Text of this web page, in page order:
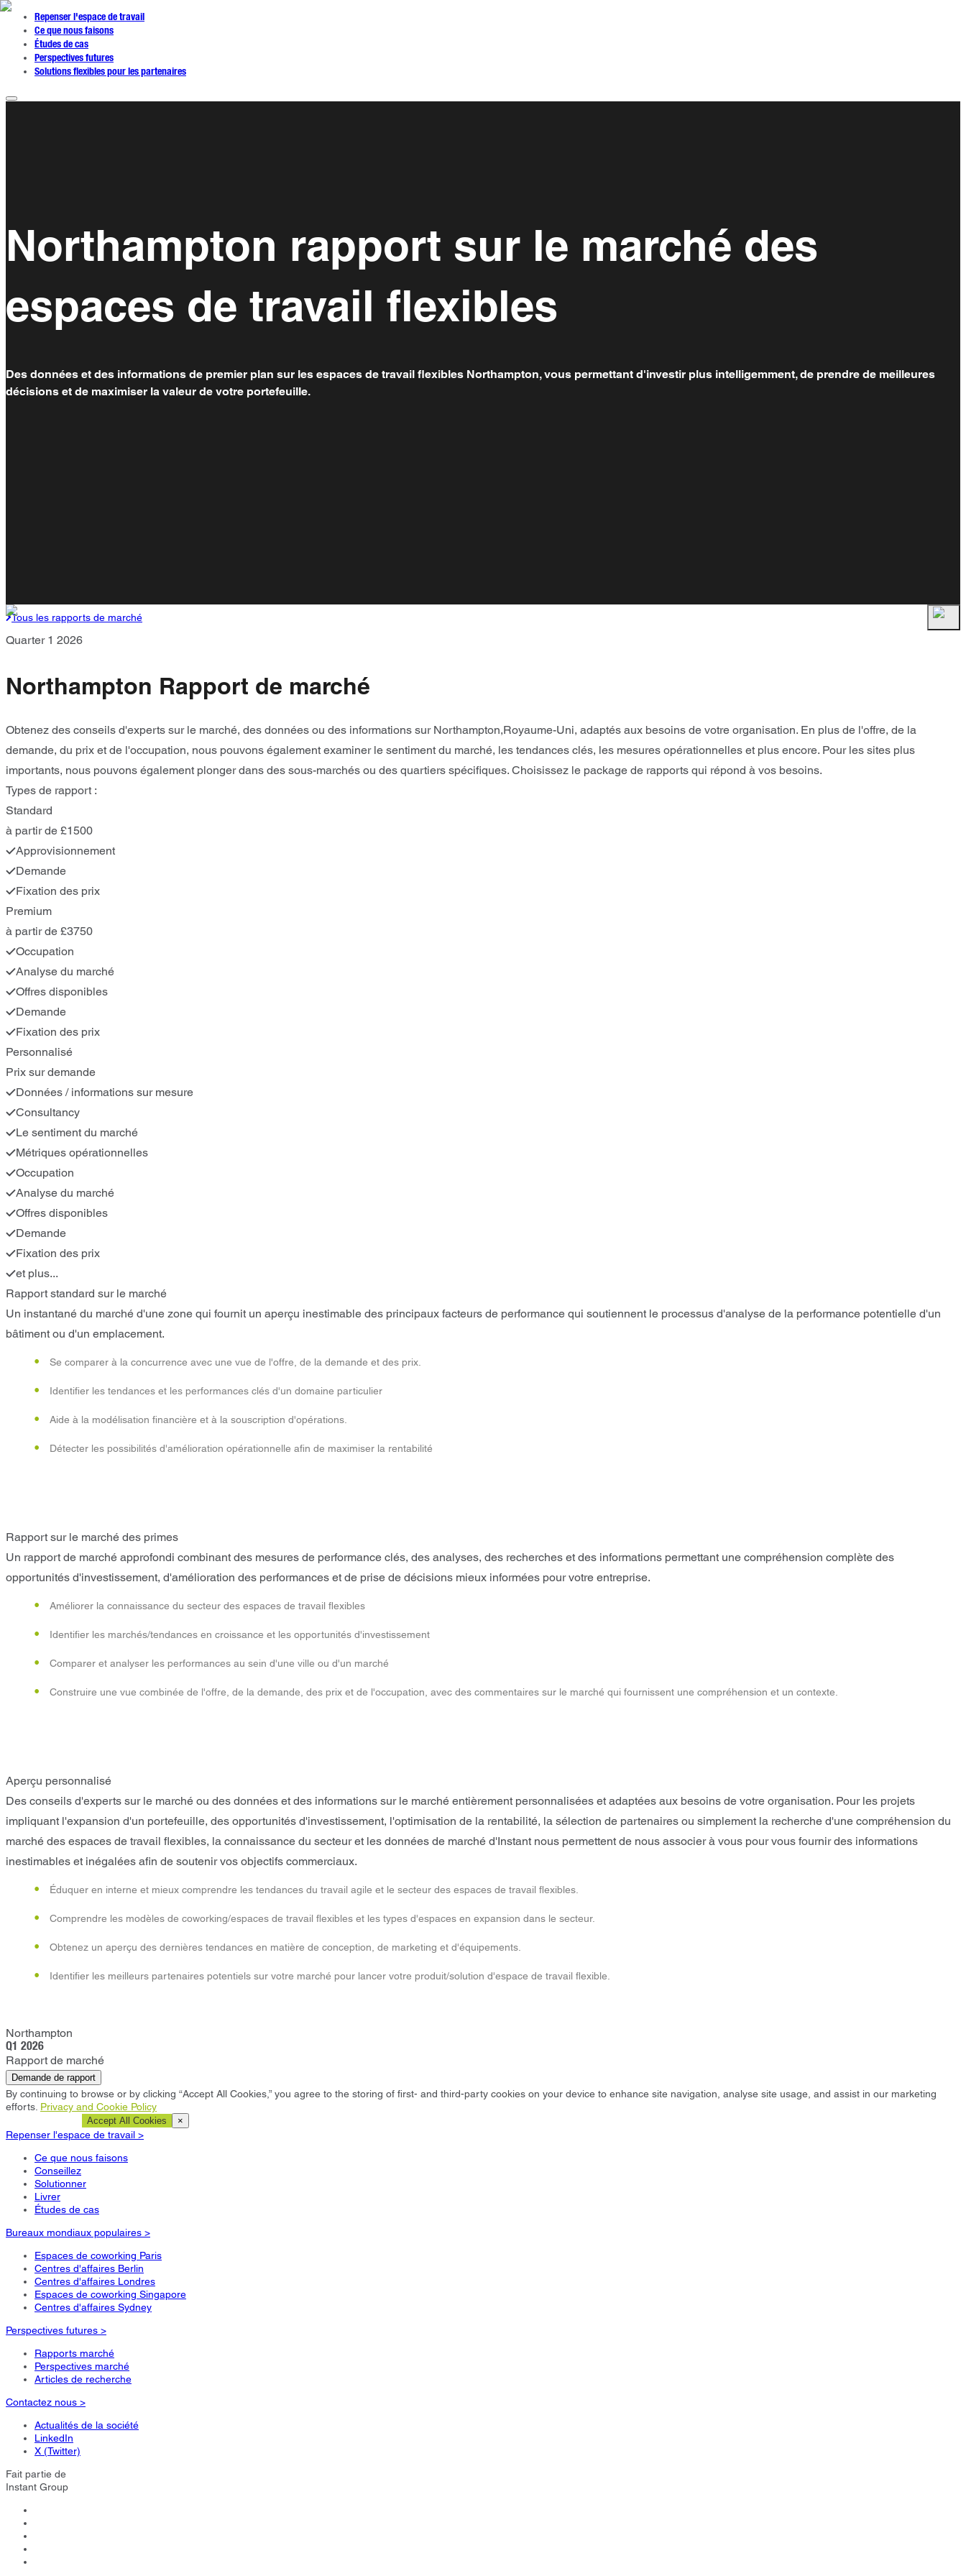
Repenser l'espace de travail
Ce que nous faisons
Études de cas
Perspectives futures
Solutions flexibles pour les partenaires
Northampton rapport sur le marché des
espaces de travail flexibles
Des données et des informations de premier plan sur les espaces de travail flexibles Northampton, vous permettant d'investir plus intelligemment, de prendre de meilleures
décisions et de maximiser la valeur de votre portefeuille.
Tous les rapports de marché
Quarter 1 2026
Northampton Rapport de marché
Obtenez des conseils d'experts sur le marché, des données ou des informations sur Northampton,Royaume-Uni, adaptés aux besoins de votre organisation. En plus de l'offre, de la
demande, du prix et de l'occupation, nous pouvons également examiner le sentiment du marché, les tendances clés, les mesures opérationnelles et plus encore. Pour les sites plus
importants, nous pouvons également plonger dans des sous-marchés ou des quartiers spécifiques. Choisissez le package de rapports qui répond à vos besoins.
Types de rapport :
Standard
à partir de £1500
Approvisionnement
Demande
Fixation des prix
Premium
à partir de £3750
Occupation
Analyse du marché
Offres disponibles
Demande
Fixation des prix
Personnalisé
Prix sur demande
Données / informations sur mesure
Consultancy
Le sentiment du marché
Métriques opérationnelles
Occupation
Analyse du marché
Offres disponibles
Demande
Fixation des prix
et plus...
Rapport standard sur le marché
Un instantané du marché d'une zone qui fournit un aperçu inestimable des principaux facteurs de performance qui soutiennent le processus d'analyse de la performance potentielle d'un
bâtiment ou d'un emplacement.
Se comparer à la concurrence avec une vue de l'offre, de la demande et des prix.
Identifier les tendances et les performances clés d'un domaine particulier
Aide à la modélisation financière et à la souscription d'opérations.
Détecter les possibilités d'amélioration opérationnelle afin de maximiser la rentabilité
Rapport sur le marché des primes
Un rapport de marché approfondi combinant des mesures de performance clés, des analyses, des recherches et des informations permettant une compréhension complète des
opportunités d'investissement, d'amélioration des performances et de prise de décisions mieux informées pour votre entreprise.
Améliorer la connaissance du secteur des espaces de travail flexibles
Identifier les marchés/tendances en croissance et les opportunités d'investissement
Comparer et analyser les performances au sein d'une ville ou d'un marché
Construire une vue combinée de l'offre, de la demande, des prix et de l'occupation, avec des commentaires sur le marché qui fournissent une compréhension et un contexte.
Aperçu personnalisé
Des conseils d'experts sur le marché ou des données et des informations sur le marché entièrement personnalisées et adaptées aux besoins de votre organisation. Pour les projets
impliquant l'expansion d'un portefeuille, des opportunités d'investissement, l'optimisation de la rentabilité, la sélection de partenaires ou simplement la recherche d'une compréhension du
marché des espaces de travail flexibles, la connaissance du secteur et les données de marché d'Instant nous permettent de nous associer à vous pour vous fournir des informations
inestimables et inégalées afin de soutenir vos objectifs commerciaux.
Éduquer en interne et mieux comprendre les tendances du travail agile et le secteur des espaces de travail flexibles.
Comprendre les modèles de coworking/espaces de travail flexibles et les types d'espaces en expansion dans le secteur.
Obtenez un aperçu des dernières tendances en matière de conception, de marketing et d'équipements.
Identifier les meilleurs partenaires potentiels sur votre marché pour lancer votre produit/solution d'espace de travail flexible.
Northampton
Q1 2026
Rapport de marché
Demande de rapport
By continuing to browse or by clicking “Accept All Cookies,” you agree to the storing of first- and third-party cookies on your device to enhance site navigation, analyse site usage, and assist in our marketing
efforts. Privacy and Cookie Policy
Accept All Cookies ×
Repenser l'espace de travail >
Ce que nous faisons
Conseillez
Solutionner
Livrer
Études de cas
Bureaux mondiaux populaires >
Espaces de coworking Paris
Centres d'affaires Berlin
Centres d'affaires Londres
Espaces de coworking Singapore
Centres d'affaires Sydney
Perspectives futures >
Rapports marché
Perspectives marché
Articles de recherche
Contactez nous >
Actualités de la société
LinkedIn
X (Twitter)
Fait partie de
Instant Group